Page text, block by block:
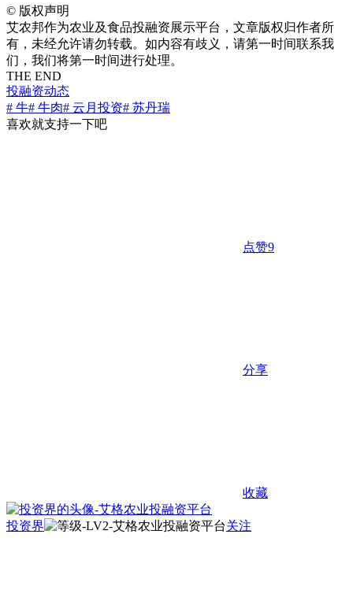
© 版权声明
艾农邦作为农业及食品投融资展示平台，文章版权归作者所
有，未经允许请勿转载。如内容有歧义，请第一时间联系我
们，我们将第一时间进行处理。
THE END
投融资动态
# 牛# 牛肉# 云月投资# 苏丹瑞
喜欢就支持一下吧
点赞9
分享
收藏
投资界 关注